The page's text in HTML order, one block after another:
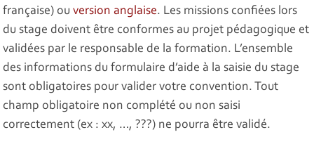
française) ouversion anglaise. Les missions confiées lors
du stage doivent être conformes au projet pédagogique et
validées par le responsable de la formation. L’ensemble
des informations du formulaire d’aide à la saisie du stage
sont obligatoires pour valider votre convention. Tout
champ obligatoire non complété ou non saisi
correctement (ex : xx, …, ???) ne pourra être validé.